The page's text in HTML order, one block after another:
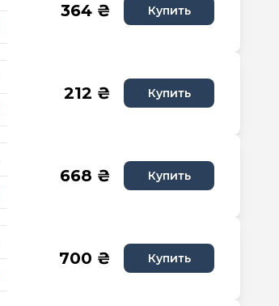
364 ₴ Купить
212 ₴ Купить
668 ₴ Купить
700 ₴ Купить